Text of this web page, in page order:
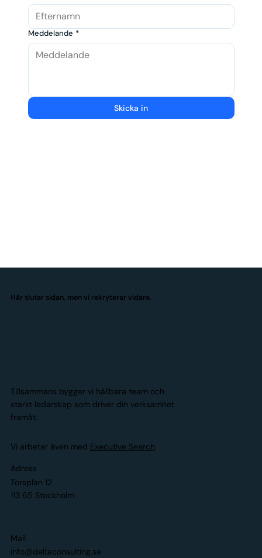
Meddelande *
Skicka in
Här slutar sidan, men vi rekryterar vidare.
Tillsammans bygger vi hållbara team och
starkt ledarskap som driver din verksamhet
framåt.
Vi arbetar även med Executive Search
Adress
Torsplan 12
113 65 Stockholm
Mail
info@deltaconsulting.se